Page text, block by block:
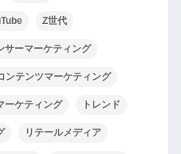
Z世代
サーマーケティング
ンテンツマーケティング
ーケティング トレンド
リテールメディア